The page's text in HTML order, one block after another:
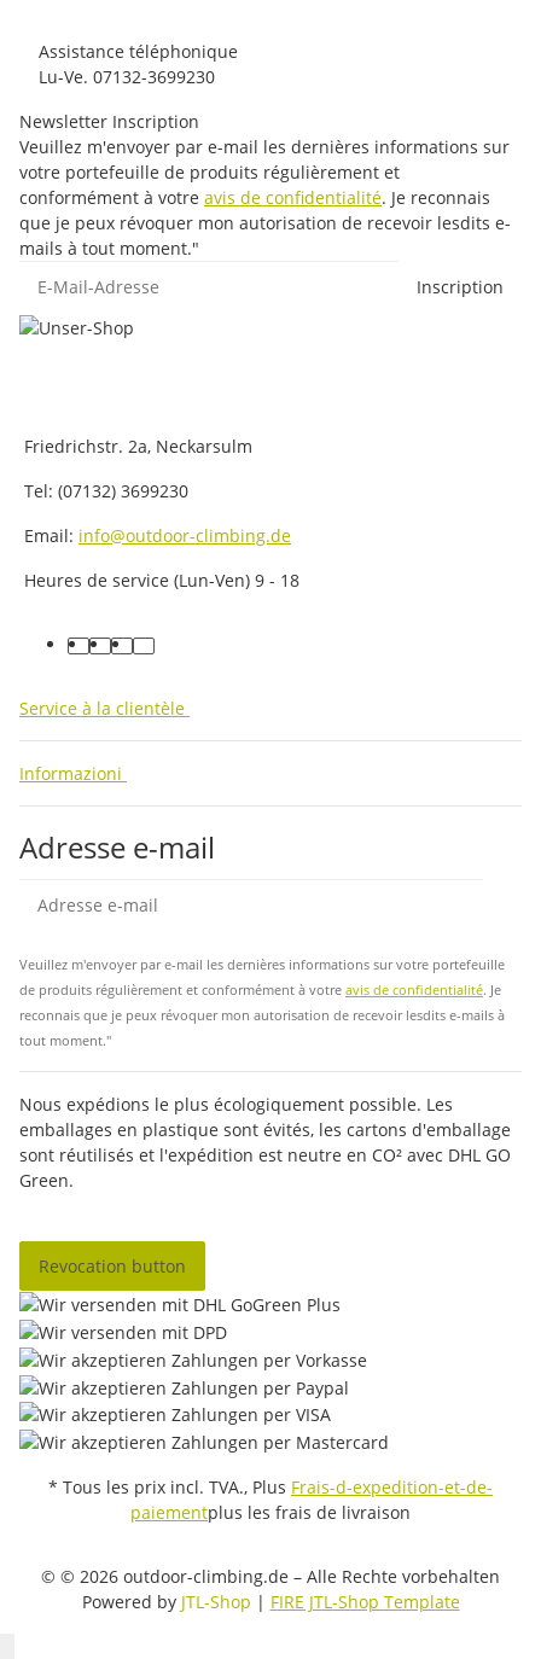
Assistance téléphonique
Lu-Ve. 07132-3699230
Newsletter Inscription
Veuillez m'envoyer par e-mail les dernières informations sur
votre portefeuille de produits régulièrement et
conformément à votre avis de confidentialité. Je reconnais
que je peux révoquer mon autorisation de recevoir lesdits e-
mails à tout moment."
Inscription
Friedrichstr. 2a, Neckarsulm
Tel: (07132) 3699230
Email: info@outdoor-climbing.de
Heures de service (Lun-Ven) 9 - 18
facebook
youtube
instagram
tiktok
Service à la clientèle
Informazioni
Adresse e-mail
Veuillez m'envoyer par e-mail les dernières informations sur votre portefeuille
de produits régulièrement et conformément à votre avis de confidentialité. Je
reconnais que je peux révoquer mon autorisation de recevoir lesdits e-mails à
tout moment."
Nous expédions le plus écologiquement possible. Les
emballages en plastique sont évités, les cartons d'emballage
sont réutilisés et l'expédition est neutre en CO² avec DHL GO
Green.
Revocation button
* Tous les prix incl. TVA., Plus Frais-d-expedition-et-de-
paiementplus les frais de livraison
© © 2026 outdoor-climbing.de – Alle Rechte vorbehalten
Powered by JTL-Shop | FIRE JTL-Shop Template